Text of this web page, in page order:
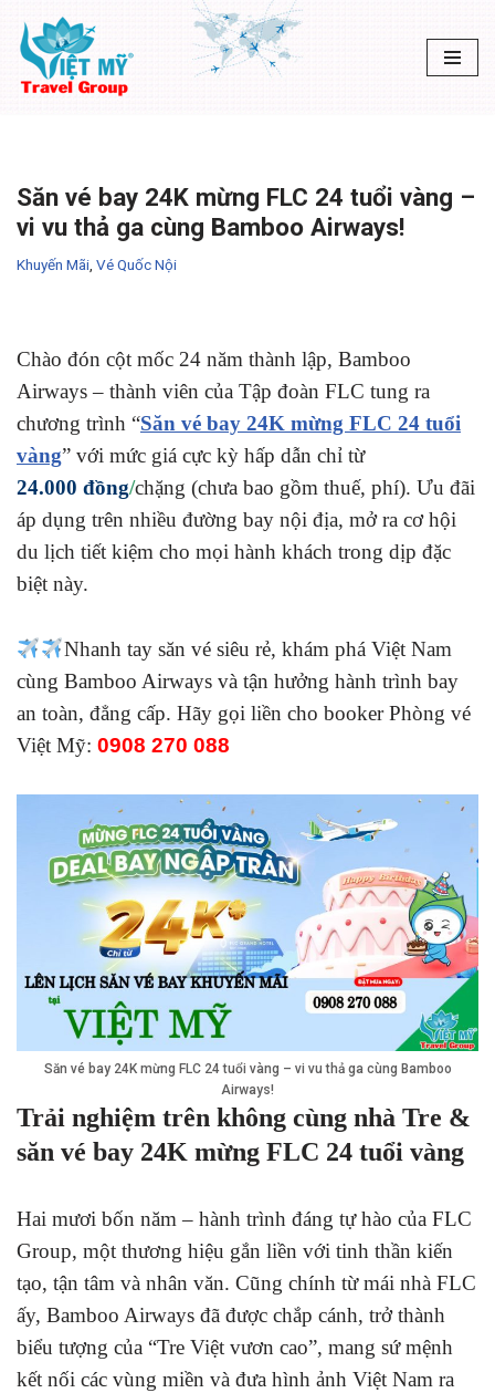
Chuyển
tới
Săn vé bay 24K mừng FLC 24 tuổi vàng –
vi vu thả ga cùng Bamboo Airways!
Khuyến Mãi Vé Quốc Nội
Chào đón cột mốc 24 năm thành lập, Bamboo
Airways – thành viên của Tập đoàn FLC tung ra
chương trình “Săn vé bay 24K mừng FLC 24 tuổi
vàng” với mức giá cực kỳ hấp dẫn chỉ từ
24.000 đồng/chặng (chưa bao gồm thuế, phí). Ưu đãi
áp dụng trên nhiều đường bay nội địa, mở ra cơ hội
du lịch tiết kiệm cho mọi hành khách trong dịp đặc
biệt này.
Nhanh tay săn vé siêu rẻ, khám phá Việt Nam
cùng Bamboo Airways và tận hưởng hành trình bay
an toàn, đẳng cấp. Hãy gọi liền cho booker Phòng vé
Việt Mỹ: 0908 270 088
Săn vé bay 24K mừng FLC 24 tuổi vàng – vi vu thả ga cùng Bamboo
Airways!
Trải nghiệm trên không cùng nhà Tre &
săn vé bay 24K mừng FLC 24 tuổi vàng
Hai mươi bốn năm – hành trình đáng tự hào của FLC
Group, một thương hiệu gắn liền với tinh thần kiến
tạo, tận tâm và nhân văn. Cũng chính từ mái nhà FLC
ấy, Bamboo Airways đã được chắp cánh, trở thành
biểu tượng của “Tre Việt vươn cao”, mang sứ mệnh
kết nối các vùng miền và đưa hình ảnh Việt Nam ra